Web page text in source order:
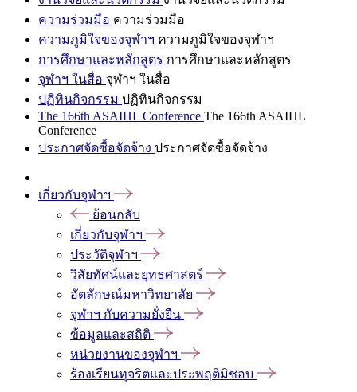
ความร่วมมือ ความร่วมมือ
ความภูมิใจของจุฬาฯ ความภูมิใจของจุฬาฯ
การศึกษาและหลักสูตร การศึกษาและหลักสูตร
จุฬาฯ ในสื่อ จุฬาฯ ในสื่อ
ปฏิทินกิจกรรม ปฏิทินกิจกรรม
The 166th ASAIHL Conference The 166th ASAIHL
Conference
ประกาศจัดซื้อจัดจ้าง ประกาศจัดซื้อจัดจ้าง
เกี่ยวกับจุฬาฯ
ย้อนกลับ
เกี่ยวกับจุฬาฯ
ประวัติจุฬาฯ
วิสัยทัศน์และยุทธศาสตร์
อัตลักษณ์มหาวิทยาลัย
จุฬาฯ กับความยั่งยืน
ข้อมูลและสถิติ
หน่วยงานของจุฬาฯ
ร้องเรียนทุจริตและประพฤติมิชอบ